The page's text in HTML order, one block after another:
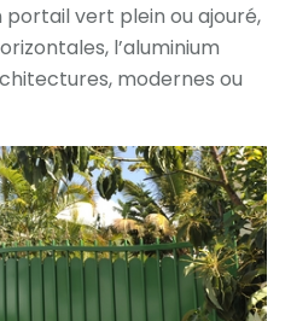
portail vert plein ou ajouré,
l’aluminium
modernes ou